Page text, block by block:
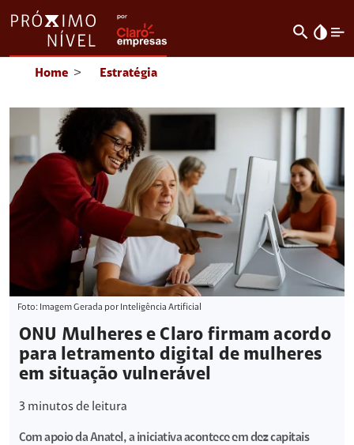
search invert_colors
Home > Estratégia
Foto: Imagem Gerada por Inteligência Artificial
ONU Mulheres e Claro firmam acordo
para letramento digital de mulheres
em situação vulnerável
3 minutos de leitura
Com apoio da Anatel, a iniciativa acontece em dez capitais